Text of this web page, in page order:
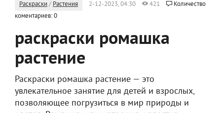
Раскраски / Растения 2-12-2023, 04:30 421
Количество
коментариев: 0
раскраски ромашка
растение
Раскраски ромашка растение — это
увлекательное занятие для детей и взрослых,
позволяющее погрузиться в мир природы и